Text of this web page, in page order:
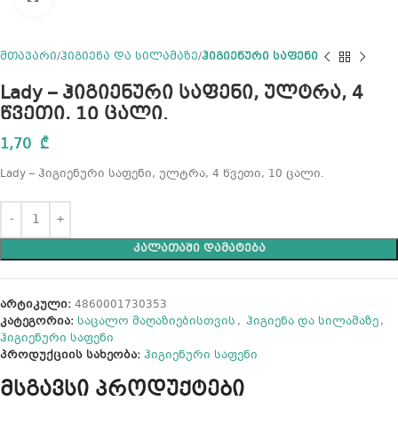
მთავარი ჰიგიენა და სილამაზე ჰიგიენური საფენი
Lady – ჰიგიენური საფენი, ულტრა, 4
წვეთი, 10 ცალი.
1,70 ₾
Lady – ჰიგიენური საფენი, ულტრა, 4 წვეთი, 10 ცალი.
ᲙᲐᲚᲐᲗᲐᲨᲘ ᲓᲐᲛᲐᲢᲔᲑᲐ
არტიკული: 4860001730353
კატეგორია: საცალო მაღაზიებისთვის , ჰიგიენა და სილამაზე,
ჰიგიენური საფენი
პროდუქციის სახეობა: ჰიგიენური საფენი
მსგავსი პროდუქტები